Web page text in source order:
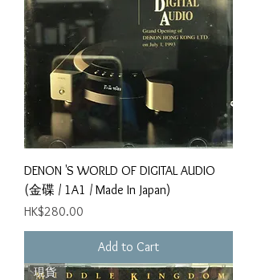
DENON 'S WORLD OF DIGITAL AUDIO
(金碟 / 1A1 / Made In Japan)
Price
HK$280.00
Add to Cart
現貨